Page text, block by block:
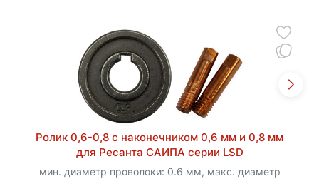
Ролик 0,6-0,8 с наконечником 0,6 мм и 0,8 мм
для Ресанта САИПА серии LSD
мин. диаметр проволоки: 0.6 мм, макс. диаметр